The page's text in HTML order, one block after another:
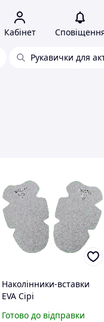
Кабінет
Рукавички для
Наколінники-вставки
EVA Сірі
Готово до відправки